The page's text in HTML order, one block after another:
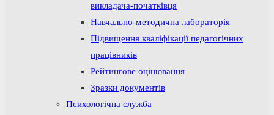
викладача-початківця
Навчально-методична лабораторія
Підвищення кваліфікації педагогічних
працівників
Рейтингове оцінювання
Зразки документів
Психологічна служба